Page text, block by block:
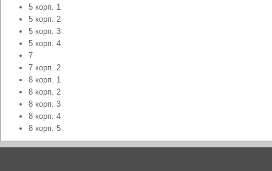
5 корп. 1
5 корп. 2
5 корп. 3
5 корп. 4
7
7 корп. 2
8 корп. 1
8 корп. 2
8 корп. 3
8 корп. 4
8 корп. 5